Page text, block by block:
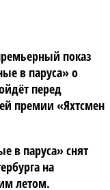
показ
в паруса» о
перед
премии «Яхтсмен
в паруса» снят
на
летом.